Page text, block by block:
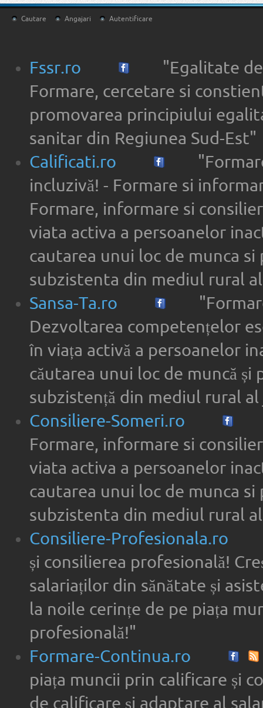
Cautare Angajari Autentificare
Fssr.ro
"Egalitate de
Formare, cercetare si
promovarea principiului
sanitar din Regiunea Sud-Est"
Calificati.ro
incluzivă! - Formare si
Formare, informare si
viata activa a persoanelor
cautarea unui loc de munca
subzistenta din mediul rural
Sansa-Ta.ro
Dezvoltarea competențelor
în viața activă a persoanelor
căutarea unui loc de muncă
subzistență din mediul rural
Consiliere-Someri.ro
Formare, informare si
viata activa a persoanelor
cautarea unui loc de munca
subzistenta din mediul rural
Consiliere-Profesionala.ro
și consilierea profesională!
salariaților din sănătate și
la noile cerințe de pe piața
profesională!"
Formare-Continua.ro
piața muncii prin calificare și
de calificare și adaptare al